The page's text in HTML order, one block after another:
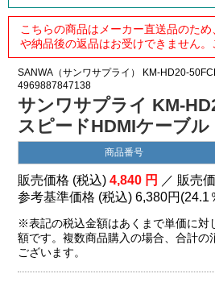
こちらの商品はメーカー直送品のた
や納品後の返品はお受けできません。
SANWA（サンワサプライ） KM-HD20-
4969887847138
サンワサプライ KM-
スピードHDMIケーブル
商品番号
販売価格 (税込)4,840 円 ／ 販売
参考基準価格 (税込)6,380円 (24.1
※表記の税込金額はあくまで単価に対
額です。複数商品購入の場合、合計の
ございます。